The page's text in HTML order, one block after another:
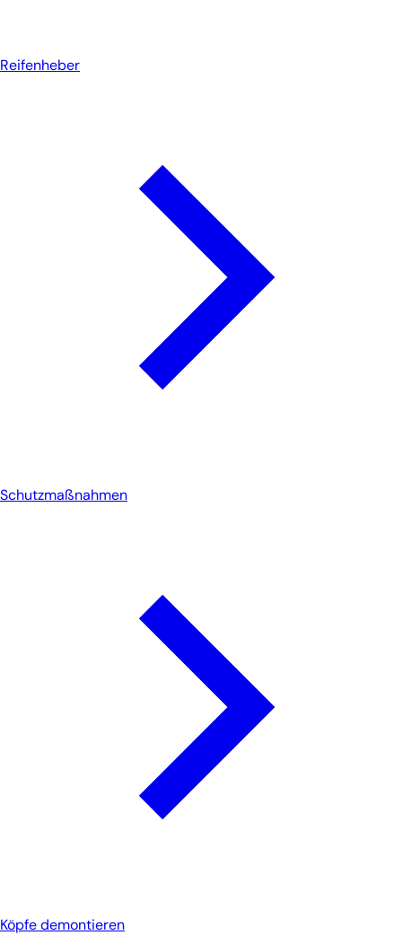
Reifenheber
Schutzmaßnahmen
Köpfe demontieren